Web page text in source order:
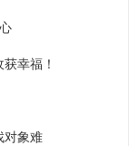
幸福！
对象难